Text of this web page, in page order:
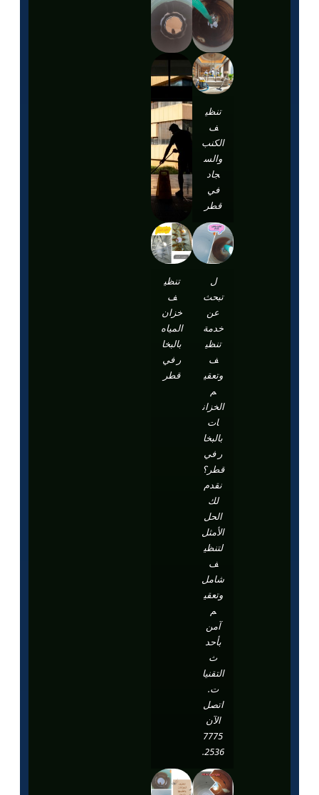
تنظي
ف
الكنب
والس
جاد
في
قطر
تبحث
عن
خدمة
تنظي
ف
وتعقي
الخزان
ات
بالبخا
ر في
قطر؟
نقدم
لك
الحل
الأمثل
لتنظي
ف
شامل
وتعقي
آمن
بأحد
التقنيا
ت.
اتصل
الآن
7775
2536.
تنظي
ف
خزان
المياه
بالبخا
ر في
قطر